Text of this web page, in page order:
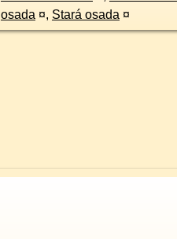
osada ¤, Stará osada ¤